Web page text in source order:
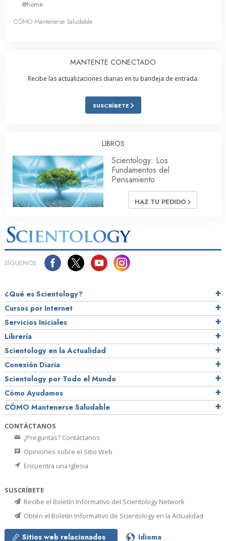
@home
CÓMO Mantenerse Saludable
MANTENTE CONECTADO
Recibe las actualizaciones diarias en tu bandeja de entrada.
SUSCRÍBETE
LIBROS
Scientology: Los
Fundamentos del
Pensamiento
HAZ TU PEDIDO
SÍGUENOS
¿Qué es Scientology?
Cursos por Internet
Servicios Iniciales
Librería
Scientology en la Actualidad
Conexión Diaria
Scientology por Todo el Mundo
Cómo Ayudamos
CÓMO Mantenerse Saludable
CONTÁCTANOS
¿Preguntas? Contáctanos
Opiniones sobre el Sitio Web
Encuentra una Iglesia
SUSCRÍBETE
Recibe el Boletín Informativo del Scientology Network
Obtén el Boletín Informativo de Scientology en la Actualidad
Sitios web relacionados Idioma